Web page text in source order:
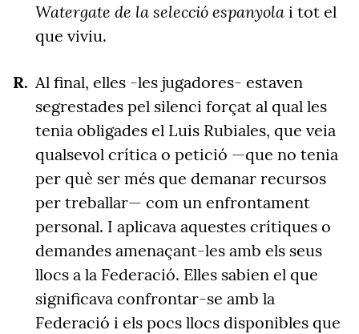
Watergate de la selecció espanyola i tot el
que viviu.
Al final, elles -les jugadores- estaven
segrestades pel silenci forçat al qual les
tenia obligades el Luis Rubiales, que veia
qualsevol crítica o petició —que no tenia
per què ser més que demanar recursos
per treballar— com un enfrontament
personal. I aplicava aquestes crítiques o
demandes amenaçant-les amb els seus
llocs a la Federació. Elles sabien el que
significava confrontar-se amb la
Federació i els pocs llocs disponibles que